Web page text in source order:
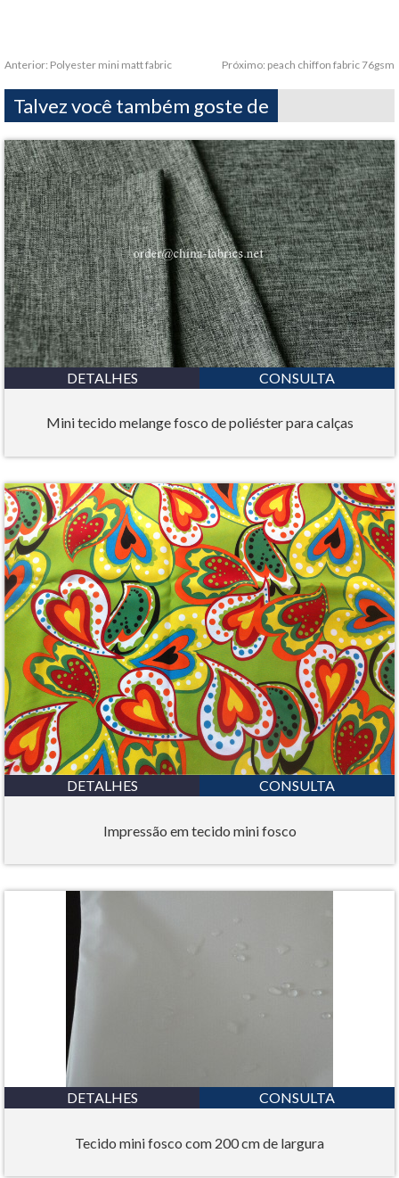
Anterior: Polyester mini matt fabric Próximo: peach chiffon fabric 76gsm
Talvez você também goste de
DETALHES CONSULTA
Mini tecido melange fosco de poliéster para calças
DETALHES CONSULTA
Impressão em tecido mini fosco
DETALHES CONSULTA
Tecido mini fosco com 200 cm de largura